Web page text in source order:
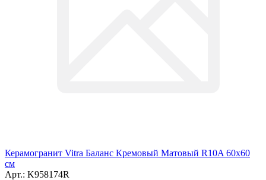
Керамогранит Vitra Баланс Кремовый Матовый R10A 60x60
см
Арт.: K958174R